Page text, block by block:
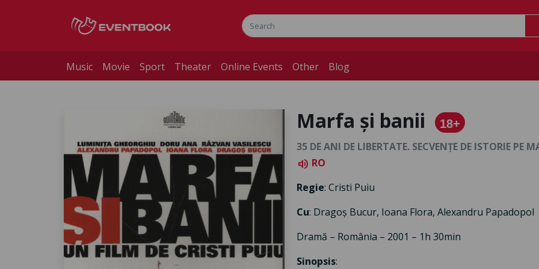
Music Movie Sport Theater Online Events Other Blog
Marfa și banii
18+
35 DE ANI DE LIBERTATE. SECVENȚE DE ISTORIE PE
volume_up RO
Regie: Cristi Puiu
Cu: Dragoș Bucur, Ioana Flora, Alexandru Papadopol
Dramă – România – 2001 – 1h 30min
Sinopsis: